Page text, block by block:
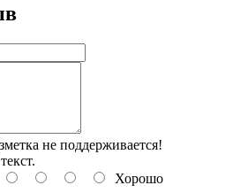
не поддерживается!
Хорошо